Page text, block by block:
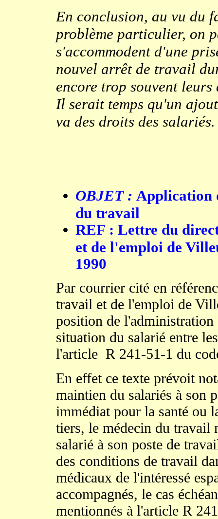
En conclusion, au vu du
problème particulier, on
s'accommodent d'une
nouvel arrêt de travail
encore trop souvent
Il serait temps qu'un
va des droits des salariés.
OBJET : Application
du travail
REF : Lettre du
et de l'emploi de
1990
Par courrier cité en
travail et de l'emploi de
position de l'administration
situation du salarié entre
l'article R 241-51-1 du
En effet ce texte prévoit
maintien du salariés à son
immédiat pour la santé ou
tiers, le médecin du travail
salarié à son poste de
des conditions de travail
médicaux de l'intéressé
accompagnés, le cas
mentionnés à l'article R